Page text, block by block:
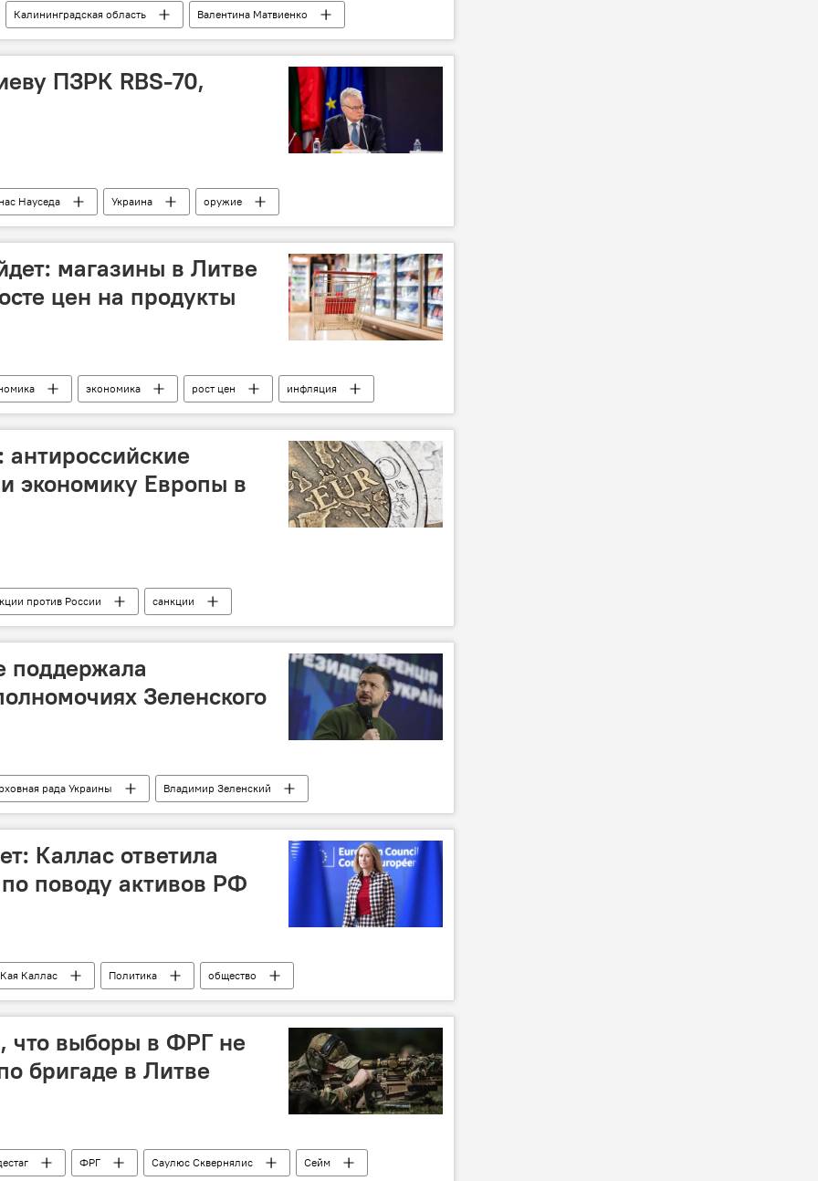
Калининградская область
Валентина Матвиенко
санкции
санкции против России
ПЗРК RBS-70,
Науседа Украина оружие
магазины в Литве
цен на продукты
экономика рост цен
инфляция
продукты питания
экономику Европы в
против России
санкции
поддержала
Зеленского
рада Украины
Владимир Зеленский
Каллас ответила
поводу активов РФ
Кая Каллас Политика
общество
МИД Литвы
финансы
что выборы в ФРГ не
бригаде в Литве
ФРГ Саулюс Сквернялис
Сейм